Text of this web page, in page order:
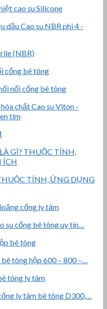
cao su Silicone
(NBR)
nối cống bê tông
TÍNH, ỨNG DỤNG
su cống bê tông uy tín…
tông hộp 600 – 800 –…
ly tâm bê tông D300,…